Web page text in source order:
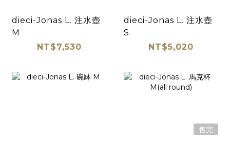
dieci-Jonas L. 注水壺
M
NT$7,530
dieci-Jonas L. 注水壺
S
NT$5,020
售完